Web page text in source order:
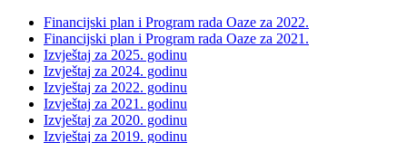
Financijski plan i Program rada Oaze za 2022.
Financijski plan i Program rada Oaze za 2021.
Izvještaj za 2025. godinu
Izvještaj za 2024. godinu
Izvještaj za 2022. godinu
Izvještaj za 2021. godinu
Izvještaj za 2020. godinu
Izvještaj za 2019. godinu